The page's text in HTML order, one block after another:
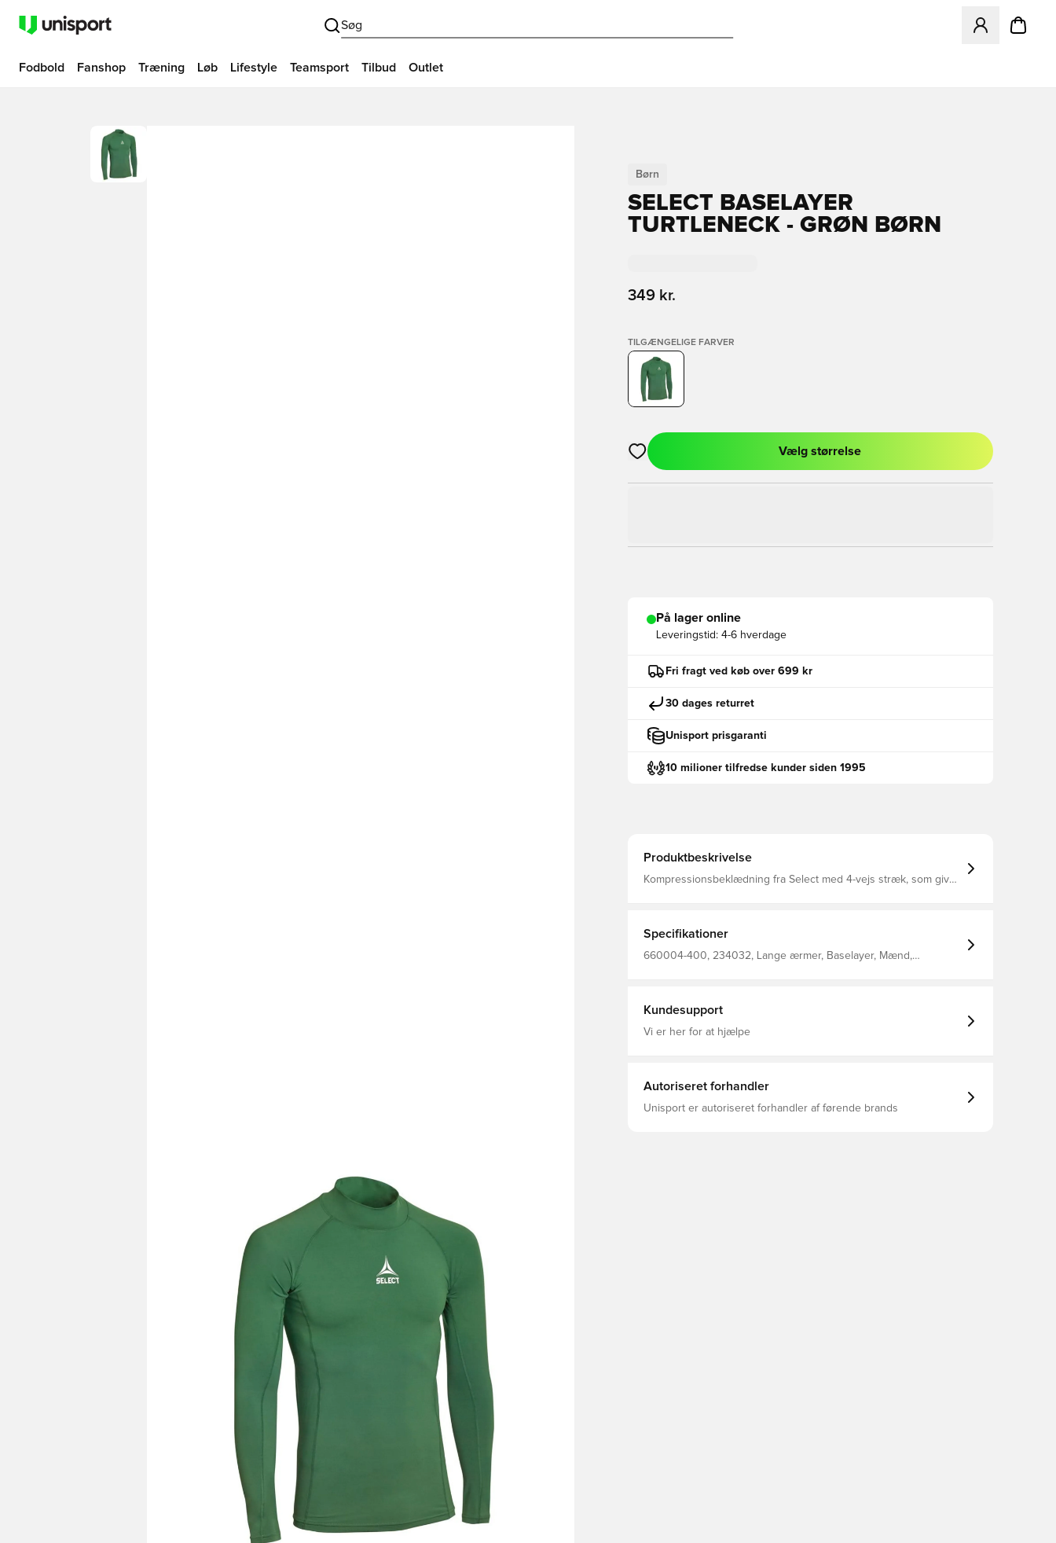
Søg
Åbner en
Fodbold Fanshop Træning Løb Lifestyle Teamsport Tilbud Outlet
Børn
SELECT BASELAYER
TURTLENECK - GRØN BØRN
349 kr.
TILGÆNGELIGE FARVER
Åbner en Modal til at logge ind eller tilmelde dig som medlem
Vælg størrelse
På lager online
Leveringstid: 4-6 hverdage
Fri fragt ved køb over 699 kr
30 dages returret
Unisport prisgaranti
10 milioner tilfredse kunder siden 1995
Produktbeskrivelse
Kompressionsbeklædning fra Select med 4-vejs stræk, som giver
Specifikationer
660004-400, 234032, Lange ærmer, Baselayer, Mænd,
Kundesupport
Vi er her for at hjælpe
Autoriseret forhandler
Unisport er autoriseret forhandler af førende brands